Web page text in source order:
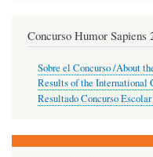
Concurso Humor Sapiens
Sobre el Concurso /About
Results of the International
Resultado Concurso